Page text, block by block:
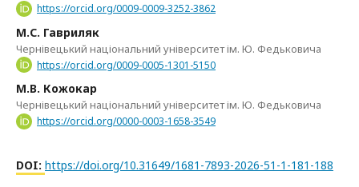
https://orcid.org/0009-0009-3252-3862
М.С. Гавриляк
Чернівецький національний університет ім. Ю. Федьковича
https://orcid.org/0009-0005-1301-5150
М.В. Кожокар
Чернівецький національний університет ім. Ю. Федьковича
https://orcid.org/0000-0003-1658-3549
DOI: https://doi.org/10.31649/1681-7893-2026-51-1-181-188